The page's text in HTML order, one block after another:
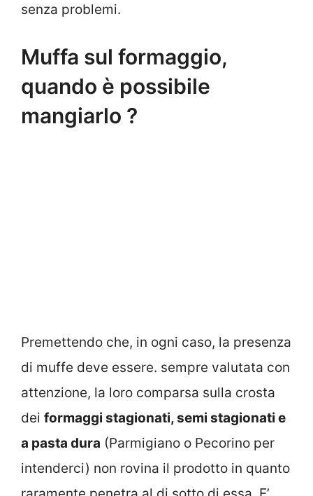
senza problemi.
Muffa sul formaggio,
quando è possibile
mangiarlo ?
Premettendo che, in ogni caso, la presenza
di muffe deve essere. sempre valutata con
attenzione, la loro comparsa sulla crosta
dei formaggi stagionati, semi stagionati e
a pasta dura (Parmigiano o Pecorino per
intenderci) non rovina il prodotto in quanto